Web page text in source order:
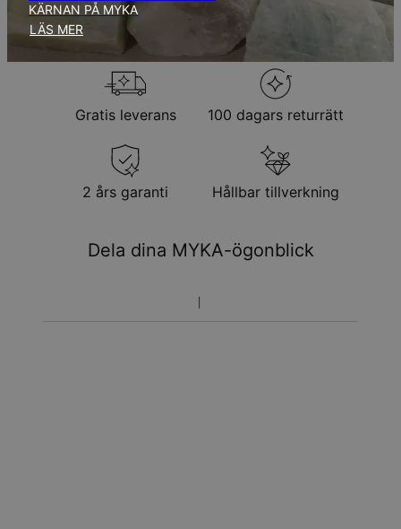
Returpolicy
Observera att personliga smycken är unika och endast kan
returneras för utbyte eller butikskredit
KÄRNAN PÅ MYKA
LÄS MER
Gratis leverans 100 dagars returrätt
2 års garanti Hållbar tillverkning
Dela dina MYKA-ögonblick